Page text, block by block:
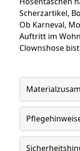
Scherzartikel,
Ob Karneval,
Auftritt im
Clownshose